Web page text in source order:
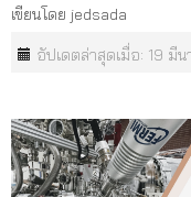
เขียนโดย jedsada
อัปเดตล่าสุดเมื่อ: 19 มี